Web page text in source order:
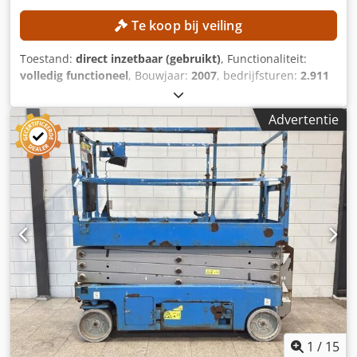
Te koop bij veiling
Toestand: direct inzetbaar (gebruikt), Functionaliteit:
volledig functioneel, Bouwjaar: 2007, bedrijfsturen: 2.911
, machine-/voertuignummer:
250 kg, transportlengte:11.570 mm, transportbreedte:
2.430 mm, transporthoogte:2.640 mm, werkhoogte:
23.000 mm, TECHNISCHE GEGEVENS Dedpfjzrmucex Ac
Ueck Werkhoogte: 23.000 mm Platformhoogte: 21.000 mm
Draagvermogen platform: 250 kg MACHINEGEGEVENS
Brandstoftype: Diesel Banden: Luchtbanden Bedrijfsuren:
2.911 uur Afmetingen en gewicht Transportafmetingen (L ×
B × H): 11.570 × 2.430 × 2.640 mm Ledig gewicht: 14.700 kg
UITRUSTING Documentatie aanwezig CE-markering
aanwezig CE-certificaat aanwezig
Advertentie
1 / 15